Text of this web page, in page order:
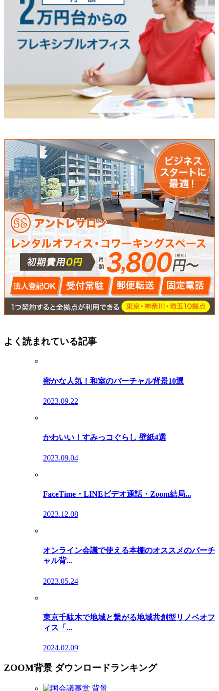
よく読まれている記事
密かな人気！和室のバーチャル背景10選
2023.09.22
かわいい！すみっコぐらし 壁紙4選
2023.09.04
FaceTime・LINEビデオ通話・Zoom結局...
2023.12.08
オンライン会議で使える本棚のオススメのバーチ
ャル背...
2023.05.24
東京千駄木で地域と繋がる地域共創型リノベオフ
ィス「...
2024.02.09
ZOOM背景 ダウンロードランキング